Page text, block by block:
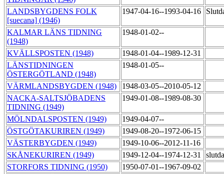
LANDSBYGDENS FOLK
[suecana] (1946)
1947-04-16--1993-04-16
KALMAR LÄNS TIDNING
(1948)
1948-01-02--
KVÄLLSPOSTEN (1948)
1948-01-04--1989-12-31
LÄNSTIDNINGEN
ÖSTERGÖTLAND (1948)
1948-01-05--
VÄRMLANDSBYGDEN (1948)
1948-03-05--2010-05-12
NACKA-SALTSJÖBADENS
TIDNING (1949)
1949-01-08--1989-08-30
MÖLNDALSPOSTEN (1949)
1949-04-07--
ÖSTGÖTAKURIREN (1949)
1949-08-20--1972-06-15
VÄSTERBYGDEN (1949)
1949-10-06--2012-11-16
SKÅNEKURIREN (1949)
1949-12-04--1974-12-31
STORFORS TIDNING (1950)
1950-07-01--1967-09-02